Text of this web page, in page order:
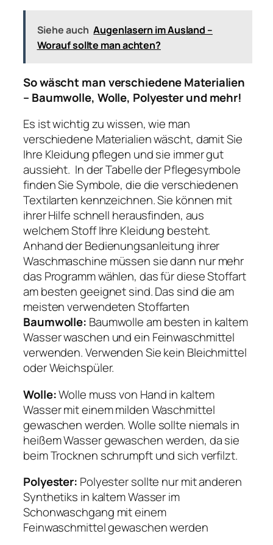
Siehe auch Augenlasern im Ausland –
Worauf sollte man achten?
So wäscht man verschiedene Materialien
– Baumwolle, Wolle, Polyester und mehr!
Es ist wichtig zu wissen, wie man
verschiedene Materialien wäscht, damit Sie
Ihre Kleidung pflegen und sie immer gut
aussieht. In der Tabelle der Pflegesymbole
finden Sie Symbole, die die verschiedenen
Textilarten kennzeichnen. Sie können mit
ihrer Hilfe schnell herausfinden, aus
welchem Stoff Ihre Kleidung besteht.
Anhand der Bedienungsanleitung ihrer
Waschmaschine müssen sie dann nur mehr
das Programm wählen, das für diese Stoffart
am besten geeignet sind. Das sind die am
meisten verwendeten Stoffarten
Baumwolle: Baumwolle am besten in kaltem
Wasser waschen und ein Feinwaschmittel
verwenden. Verwenden Sie kein Bleichmittel
oder Weichspüler.
Wolle:Wolle muss von Hand in kaltem
Wasser mit einem milden Waschmittel
gewaschen werden. Wolle sollte niemals in
heißem Wasser gewaschen werden, da sie
beim Trocknen schrumpft und sich verfilzt.
Polyester: Polyester sollte nur mit anderen
Synthetiks in kaltem Wasser im
Schonwaschgang mit einem
Feinwaschmittel gewaschen werden